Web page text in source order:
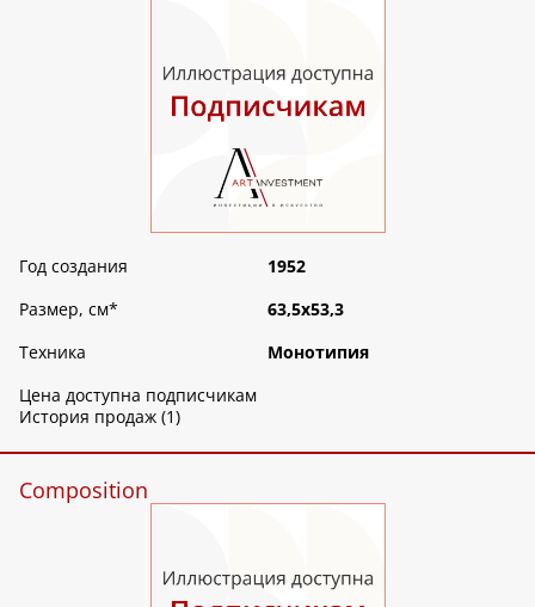
Год создания
1952
Размер, см*
63,5х53,3
Техника
Монотипия
Цена доступна подписчикам
История продаж (1)
Composition